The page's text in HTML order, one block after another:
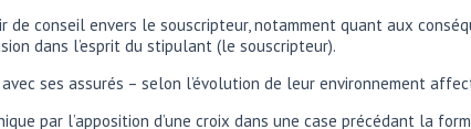
de conseil envers le souscripteur, notamment quant aux
dans l’esprit du stipu­lant (le souscripteur).
ses assurés – selon l’évolution de leur environnement
par l’apposition d’une croix dans une case précédant la